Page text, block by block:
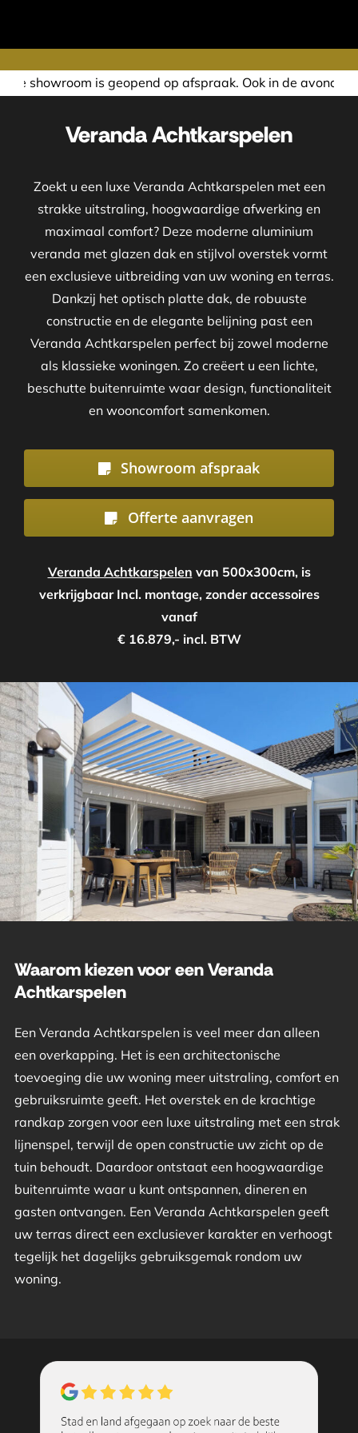
op afspraak. Ook in de avond of in het weekend
Veranda Achtkarspelen
Zoekt u een luxe Veranda Achtkarspelen met een
strakke uitstraling, hoogwaardige afwerking en
maximaal comfort? Deze moderne aluminium
veranda met glazen dak en stijlvol overstek vormt
een exclusieve uitbreiding van uw woning en terras.
Dankzij het optisch platte dak, de robuuste
constructie en de elegante belijning past een
Veranda Achtkarspelen perfect bij zowel moderne
als klassieke woningen. Zo creëert u een lichte,
beschutte buitenruimte waar design, functionaliteit
en wooncomfort samenkomen.
Showroom afspraak
Offerte aanvragen
Veranda Achtkarspelen van 500x300cm, is
verkrijgbaar Incl. montage, zonder accessoires
vanaf
€ 16.879,- incl. BTW
Waarom kiezen voor een Veranda
Achtkarspelen
Een Veranda Achtkarspelen is veel meer dan alleen
een overkapping. Het is een architectonische
toevoeging die uw woning meer uitstraling, comfort en
gebruiksruimte geeft. Het overstek en de krachtige
randkap zorgen voor een luxe uitstraling met een strak
lijnenspel, terwijl de open constructie uw zicht op de
tuin behoudt. Daardoor ontstaat een hoogwaardige
buitenruimte waar u kunt ontspannen, dineren en
gasten ontvangen. Een Veranda Achtkarspelen geeft
uw terras direct een exclusiever karakter en verhoogt
tegelijk het dagelijks gebruiksgemak rondom uw
woning.